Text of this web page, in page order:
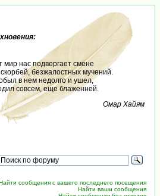
мир нас подвергает смене
безжалостных мучений.
в нем недолго и ушел,
совсем, еще блаженней.
Омар Хайям
сообщения с вашего последнего посещения
Найти ваши сообщения